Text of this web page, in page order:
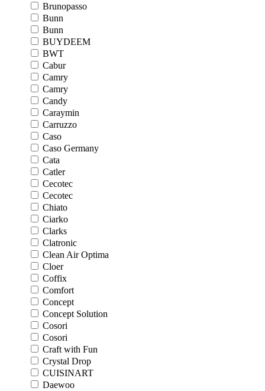
Brunopasso
Bunn
Bunn
BUYDEEM
BWT
Cabur
Camry
Camry
Candy
Caraymin
Carruzzo
Caso
Caso Germany
Cata
Catler
Cecotec
Cecotec
Chiato
Ciarko
Clarks
Clatronic
Clean Air Optima
Cloer
Coffix
Comfort
Concept
Concept Solution
Cosori
Cosori
Craft with Fun
Crystal Drop
CUISINART
Daewoo